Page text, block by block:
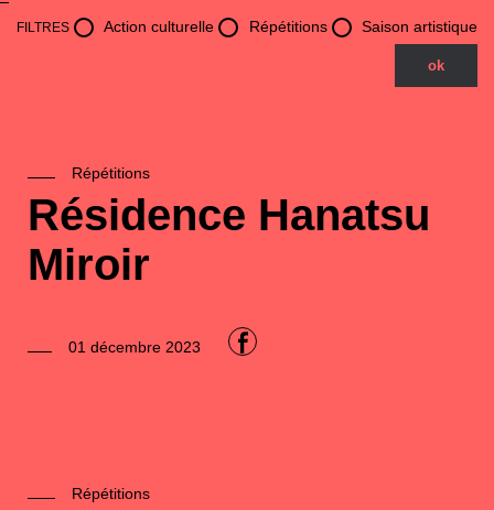
Action culturelle Répétitions Saison artistique
Répétitions
Résidence Hanatsu
Miroir
01 décembre 2023 F
Répétitions